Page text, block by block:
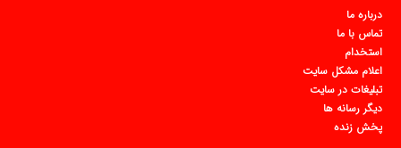
درباره ما
تماس با ما
استخدام
اعلام مشکل سایت
تبلیغات در سایت
دیگر رسانه ها
پخش زنده